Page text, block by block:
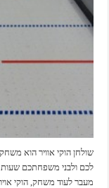
שולחן הוקי אוויר הוא
לכם ולבני משפחתכם
מעבר לעוד משחק, הוקי